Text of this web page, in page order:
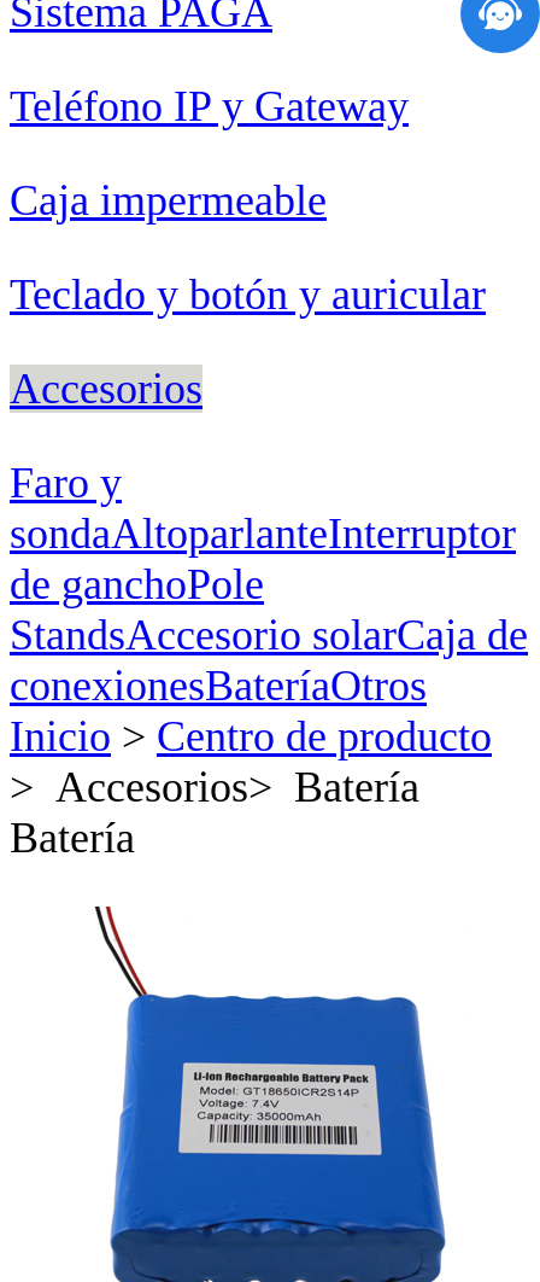
Sistema PAGA
Teléfono IP y Gateway
Caja impermeable
Teclado y botón y auricular
Accesorios
Faro y
sondaAltoparlanteInterruptor
de ganchoPole
StandsAccesorio solarCaja de
conexionesBateríaOtros
Inicio > Centro de producto
> Accesorios> Batería
Batería